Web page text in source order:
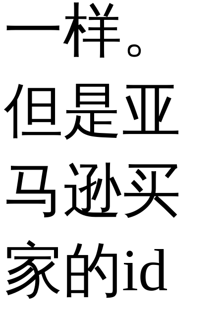
一样。
但是亚
马逊买
家的id